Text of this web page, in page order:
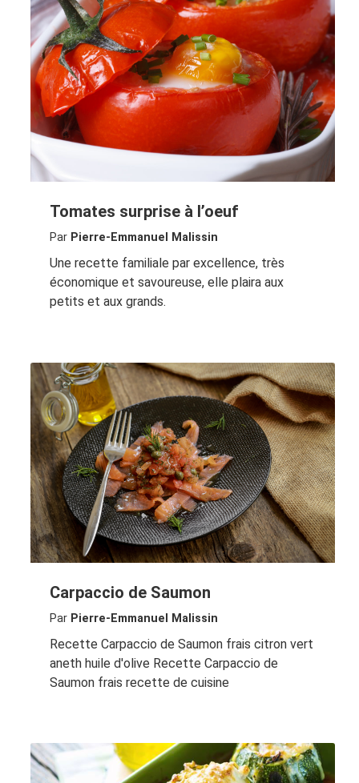
Tomates surprise à l’oeuf
Par Pierre-Emmanuel Malissin
Une recette familiale par excellence, très
économique et savoureuse, elle plaira aux
petits et aux grands.
Carpaccio de Saumon
Par Pierre-Emmanuel Malissin
Recette Carpaccio de Saumon frais citron vert
aneth huile d'olive Recette Carpaccio de
Saumon frais recette de cuisine